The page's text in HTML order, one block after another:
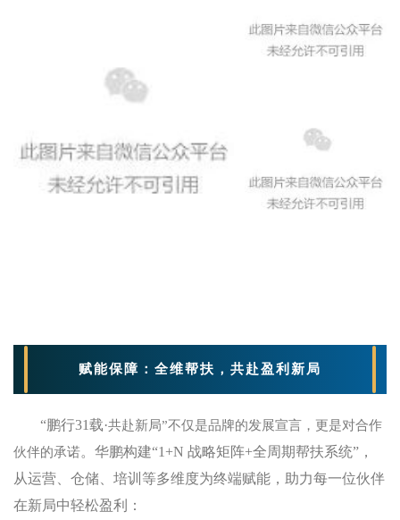
赋能保障：全维帮扶，共赴盈利新局
“鹏行31载·共赴新局”不仅是品牌的发展宣言，更是对合作
伙伴的承诺。 华鹏构建“1+N 战略矩阵+全周期帮扶系统”，
从运营、仓储、培训等多维度为终端赋能 ， 助力每一位伙伴
在新局中轻松盈利：